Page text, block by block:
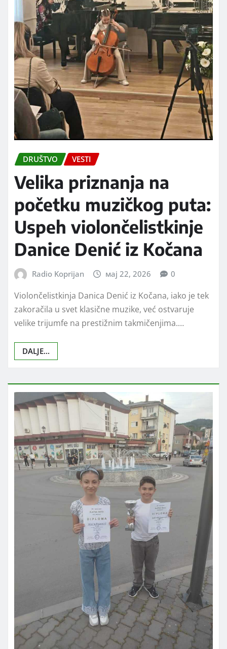
DRUŠTVO VESTI
Velika priznanja na
početku muzičkog puta:
Uspeh violončelistkinje
Danice Denić iz Kočana
Radio Koprijan мај 22, 2026 0
Violončelistkinja Danica Denić iz Kočana, iako je tek
zakoračila u svet klasične muzike, već ostvaruje
velike trijumfe na prestižnim takmičenjima.…
DALJE...